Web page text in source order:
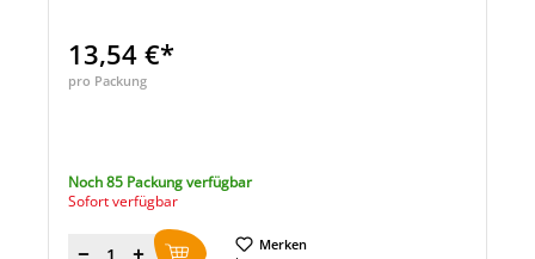
13,54 €*
pro Packung
Noch 85 Packung verfügbar
Sofort verfügbar
Merken